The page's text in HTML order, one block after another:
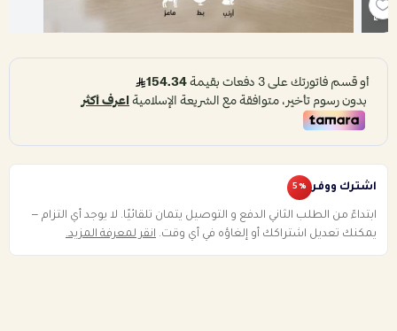
باقات الرعاية الصحية للقطط
اشترك ووفر 5%
ابتداءً من الطلب الثاني الدفع و التوصيل يتمان تلقائيًا. لا يوجد أي التزام —
يمكنك تعديل اشتراكك أو إلغاؤه في أي وقت. انقر لمعرفة المزيد.